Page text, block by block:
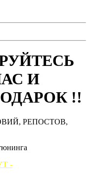
И
!!
РЕПОСТОВ,
-